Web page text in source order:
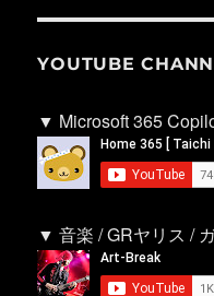
YOUTUBE
▼ Microsoft 365
▼ 音楽 / GRヤリス /